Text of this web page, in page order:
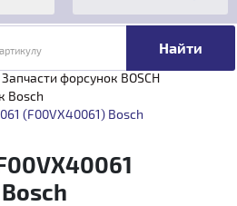
Топливная аппаратура
Запчасти форсунок BOSCH
Bosch
(F00VX40061) Bosch